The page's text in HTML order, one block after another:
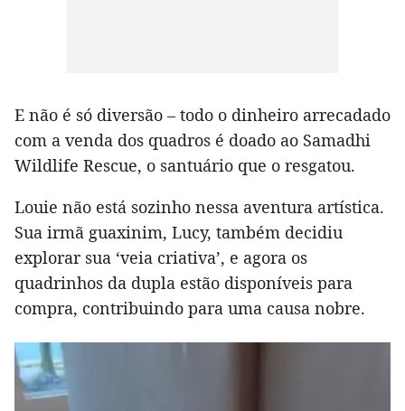
E não é só diversão – todo o dinheiro arrecadado
com a venda dos quadros é doado ao Samadhi
Wildlife Rescue, o santuário que o resgatou.
Louie não está sozinho nessa aventura artística.
Sua irmã guaxinim, Lucy, também decidiu
explorar sua ‘veia criativa’, e agora os
quadrinhos da dupla estão disponíveis para
compra, contribuindo para uma causa nobre.